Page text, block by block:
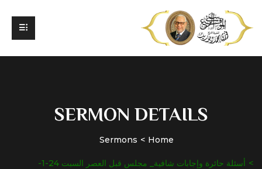
SERMON DETAILS
Home
Sermons
أسئلة حائرة وإجابات شافية_ مجلس قبل العصر السبت 24-1-